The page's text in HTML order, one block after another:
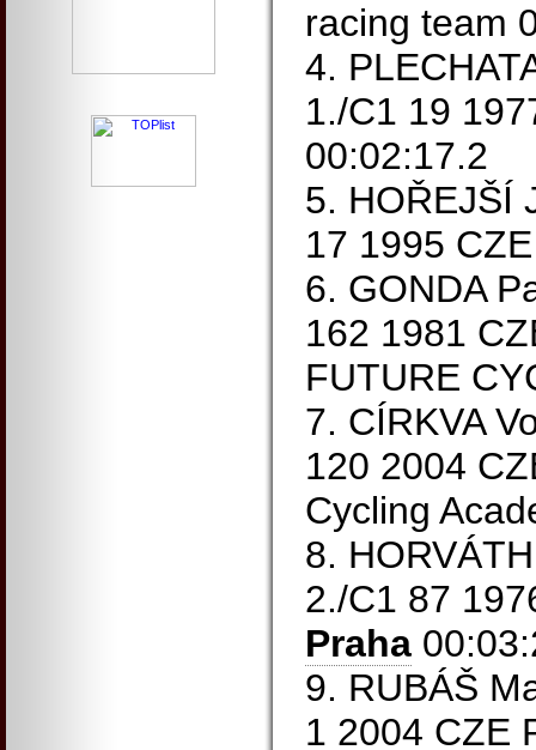
racing team
4.
1./C1 19
00:02:17.2
5. HOŘEJŠÍ
17 1995
6. GONDA
162 1981
FUTURE
7. CÍRKVA
120 2004
Cycling
8.
2./C1 87
Praha
9. RUBÁŠ
1 2004 CZE